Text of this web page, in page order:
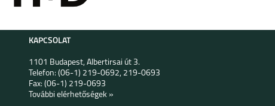
KAPCSOLAT
1101 Budapest, Albertirsai út 3.
Telefon: (06-1) 219-0692, 219-0693
Fax: (06-1) 219-0693
További elérhetőségek »